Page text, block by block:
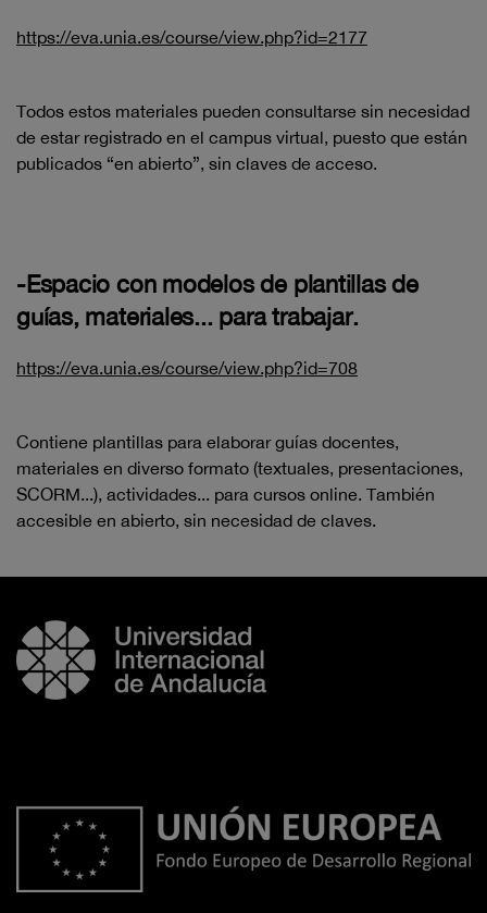
https://eva.unia.es/course/view.php?id=2177
Todos estos materiales pueden consultarse sin necesidad
de estar registrado en el campus virtual, puesto que están
publicados “en abierto”, sin claves de acceso.
-Espacio con modelos de plantillas de
guías, materiales... para trabajar.
https://eva.unia.es/course/view.php?id=708
Contiene plantillas para elaborar guías docentes,
materiales en diverso formato (textuales, presentaciones,
SCORM...), actividades... para cursos online. También
accesible en abierto, sin necesidad de claves.